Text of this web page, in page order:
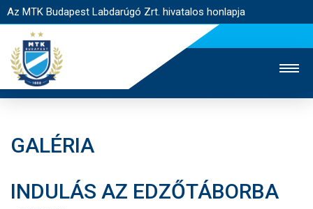
Az MTK Budapest Labdarúgó Zrt. hivatalos honlapja
JEGYÉRTÉKESÍTÉS
WEBSHOP
STADION
GALÉRIA
INDULÁS AZ EDZŐTÁBORBA